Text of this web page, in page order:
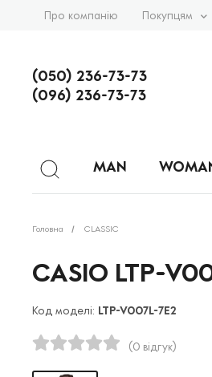
Про компанію Покупцям
(050) 236-73-73
(096) 236-73-73
MAN
Головна CLASSIC
CASIO LTP-
Код моделі: LTP-V007L-7E2
(0 відгук)